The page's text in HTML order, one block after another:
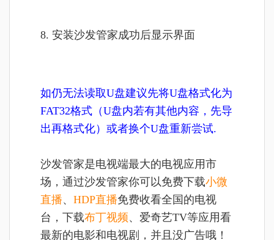
8. 安装沙发管家成功后显示界面
如仍无法读取U盘建议先将U盘格式化为
FAT32格式（U盘内若有其他内容，先导
出再格式化）或者换个U盘重新尝试.
沙发管家是电视端最大的电视应用市
场，通过沙发管家你可以免费下载小微
直播、 HDP直播免费收看全国的电视
台，下载布丁视频、爱奇艺TV等应用看
最新的电影和电视剧，并且没广告哦！